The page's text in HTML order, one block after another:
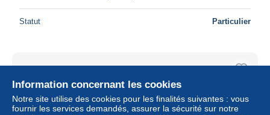
Statut Particulier
Information concernant les cookies
Notre site utilise des cookies pour les finalités suivantes : vous
fournir les services demandés, assurer la sécurité sur notre